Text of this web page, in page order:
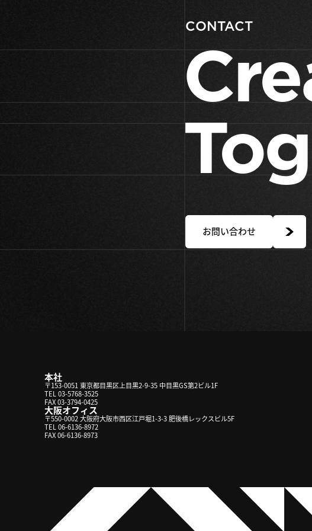
CONTACT
お問い合わせ
本社
〒153-0051 東京都目黒区上目黒2-9-35 中目黒GS第2ビル1F
TEL 03-5768-3525
FAX 03-3794-0425
大阪オフィス
〒550-0002 大阪府大阪市西区江戸堀1-3-3 肥後橋レックスビル5F
TEL 06-6136-8972
FAX 06-6136-8973